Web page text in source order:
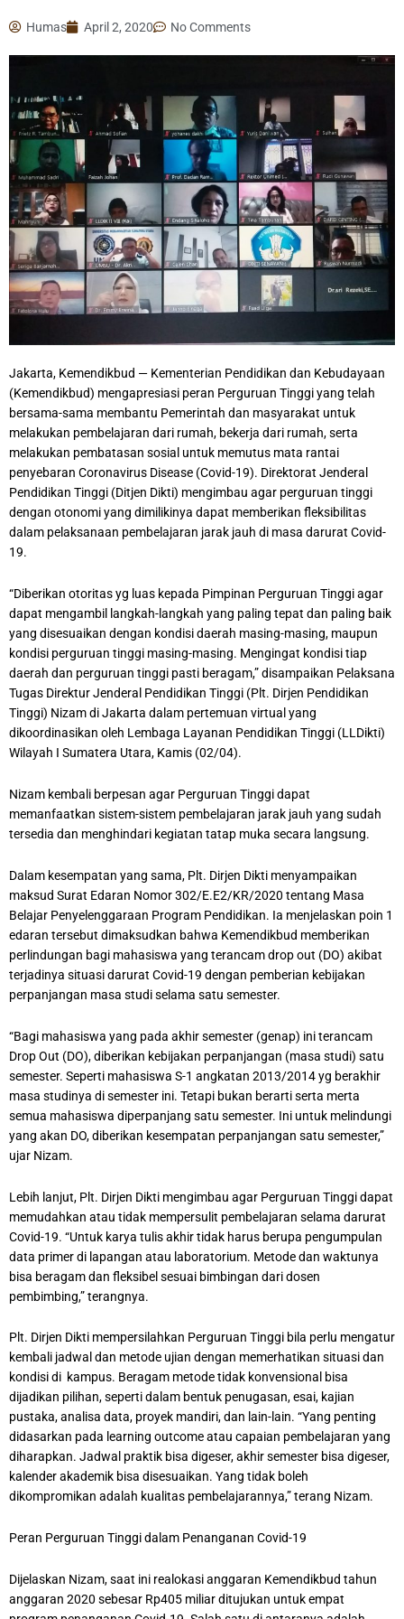
Humas April 2, 2020 No Comments
Jakarta, Kemendikbud — Kementerian Pendidikan dan Kebudayaan
(Kemendikbud) mengapresiasi peran Perguruan Tinggi yang telah
bersama-sama membantu Pemerintah dan masyarakat untuk
melakukan pembelajaran dari rumah, bekerja dari rumah, serta
melakukan pembatasan sosial untuk memutus mata rantai
penyebaran Coronavirus Disease (Covid-19). Direktorat Jenderal
Pendidikan Tinggi (Ditjen Dikti) mengimbau agar perguruan tinggi
dengan otonomi yang dimilikinya dapat memberikan fleksibilitas
dalam pelaksanaan pembelajaran jarak jauh di masa darurat Covid-
19.
“Diberikan otoritas yg luas kepada Pimpinan Perguruan Tinggi agar
dapat mengambil langkah-langkah yang paling tepat dan paling baik
yang disesuaikan dengan kondisi daerah masing-masing, maupun
kondisi perguruan tinggi masing-masing. Mengingat kondisi tiap
daerah dan perguruan tinggi pasti beragam,” disampaikan Pelaksana
Tugas Direktur Jenderal Pendidikan Tinggi (Plt. Dirjen Pendidikan
Tinggi) Nizam di Jakarta dalam pertemuan virtual yang
dikoordinasikan oleh Lembaga Layanan Pendidikan Tinggi (LLDikti)
Wilayah I Sumatera Utara, Kamis (02/04).
Nizam kembali berpesan agar Perguruan Tinggi dapat
memanfaatkan sistem-sistem pembelajaran jarak jauh yang sudah
tersedia dan menghindari kegiatan tatap muka secara langsung.
Dalam kesempatan yang sama, Plt. Dirjen Dikti menyampaikan
maksud Surat Edaran Nomor 302/E.E2/KR/2020 tentang Masa
Belajar Penyelenggaraan Program Pendidikan. Ia menjelaskan poin 1
edaran tersebut dimaksudkan bahwa Kemendikbud memberikan
perlindungan bagi mahasiswa yang terancam drop out (DO) akibat
terjadinya situasi darurat Covid-19 dengan pemberian kebijakan
perpanjangan masa studi selama satu semester.
“Bagi mahasiswa yang pada akhir semester (genap) ini terancam
Drop Out (DO), diberikan kebijakan perpanjangan (masa studi) satu
semester. Seperti mahasiswa S-1 angkatan 2013/2014 yg berakhir
masa studinya di semester ini. Tetapi bukan berarti serta merta
semua mahasiswa diperpanjang satu semester. Ini untuk melindungi
yang akan DO, diberikan kesempatan perpanjangan satu semester,”
ujar Nizam.
Lebih lanjut, Plt. Dirjen Dikti mengimbau agar Perguruan Tinggi dapat
memudahkan atau tidak mempersulit pembelajaran selama darurat
Covid-19. “Untuk karya tulis akhir tidak harus berupa pengumpulan
data primer di lapangan atau laboratorium. Metode dan waktunya
bisa beragam dan fleksibel sesuai bimbingan dari dosen
pembimbing,” terangnya.
Plt. Dirjen Dikti mempersilahkan Perguruan Tinggi bila perlu mengatur
kembali jadwal dan metode ujian dengan memerhatikan situasi dan
kondisi di kampus. Beragam metode tidak konvensional bisa
dijadikan pilihan, seperti dalam bentuk penugasan, esai, kajian
pustaka, analisa data, proyek mandiri, dan lain-lain. “Yang penting
didasarkan pada learning outcome atau capaian pembelajaran yang
diharapkan. Jadwal praktik bisa digeser, akhir semester bisa digeser,
kalender akademik bisa disesuaikan. Yang tidak boleh
dikompromikan adalah kualitas pembelajarannya,” terang Nizam.
Peran Perguruan Tinggi dalam Penanganan Covid-19
Dijelaskan Nizam, saat ini realokasi anggaran Kemendikbud tahun
anggaran 2020 sebesar Rp405 miliar ditujukan untuk empat